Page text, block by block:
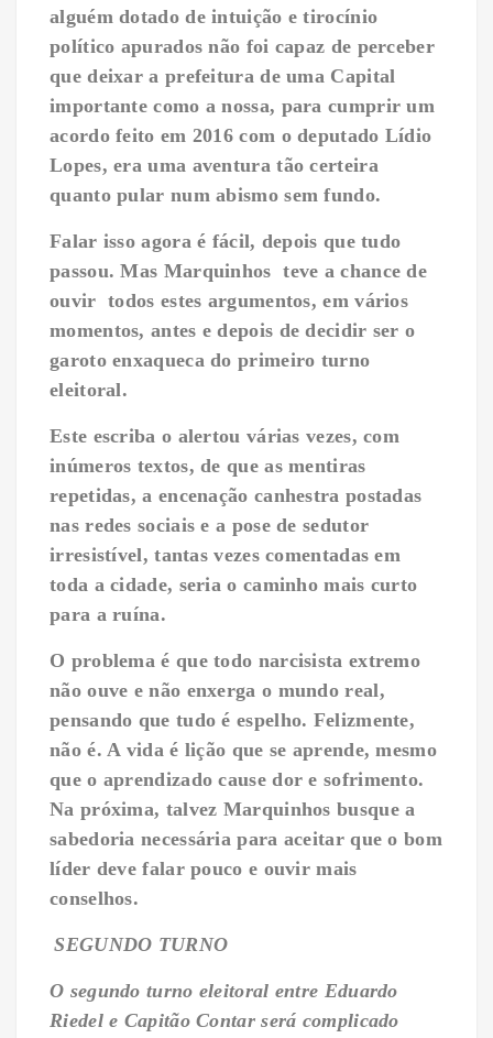
alguém dotado de intuição e tirocínio
político apurados não foi capaz de perceber
que deixar a prefeitura de uma Capital
importante como a nossa, para cumprir um
acordo feito em 2016 com o deputado Lídio
Lopes, era uma aventura tão certeira
quanto pular num abismo sem fundo.
Falar isso agora é fácil, depois que tudo
passou. Mas Marquinhos teve a chance de
ouvir todos estes argumentos, em vários
momentos, antes e depois de decidir ser o
garoto enxaqueca do primeiro turno
eleitoral.
Este escriba o alertou várias vezes, com
inúmeros textos, de que as mentiras
repetidas, a encenação canhestra postadas
nas redes sociais e a pose de sedutor
irresistível, tantas vezes comentadas em
toda a cidade, seria o caminho mais curto
para a ruína.
O problema é que todo narcisista extremo
não ouve e não enxerga o mundo real,
pensando que tudo é espelho. Felizmente,
não é. A vida é lição que se aprende, mesmo
que o aprendizado cause dor e sofrimento.
Na próxima, talvez Marquinhos busque a
sabedoria necessária para aceitar que o bom
líder deve falar pouco e ouvir mais
conselhos.
SEGUNDO TURNO
O segundo turno eleitoral entre Eduardo
Riedel e Capitão Contar será complicado